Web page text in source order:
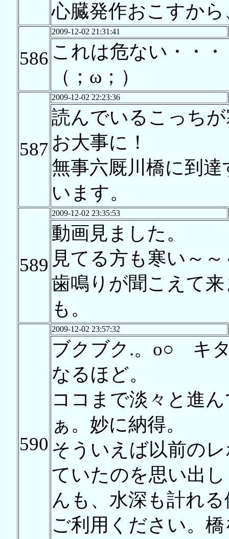
心臓発作おこすか
586
2009-12-02 21:31:41
これは危ない・・
（；ω；）
587
2009-12-02 22:23:36
読んでいるこっち
お大事に！
無事六厩川橋に到
います。
589
2009-12-02 23:35:53
動画見ました。
見てる方も寒い～
歯鳴りが聞こえて
も。
590
2009-12-02 23:57:32
ブクブク.。o○ キ
なるほど。
ココまで淡々と進
ぁ。妙に納得。
そういえば以前の
ていたのを思い出
んも、水深も計れ
ご利用ください。